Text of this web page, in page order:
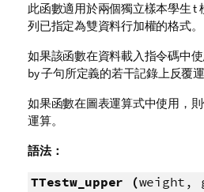
此函數適用於兩個獨立樣本學生 t
列已指定為雙資料行加權的格式。
如果該函數在資料載入指令碼中
by 子句所定義的若干記錄上反覆運
如果函數在圖表運算式中使用，
運算。
語法：
TTestw_upper (weight,